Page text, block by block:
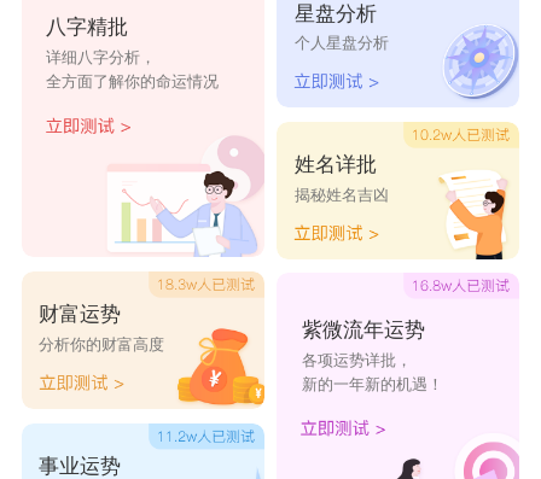
八字精批
详细八字分析，
全方面了解你的命运情况
财富运势
分析你的财富高度
事业运势
星盘分析
个人星盘分析
姓名详批
揭秘姓名吉凶
紫微流年运势
各项运势详批，
新的一年新的机遇！